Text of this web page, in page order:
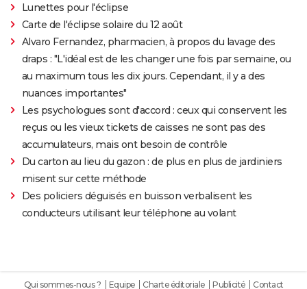
Lunettes pour l'éclipse
Carte de l'éclipse solaire du 12 août
Alvaro Fernandez, pharmacien, à propos du lavage des
draps : "L'idéal est de les changer une fois par semaine, ou
au maximum tous les dix jours. Cependant, il y a des
nuances importantes"
Les psychologues sont d'accord : ceux qui conservent les
reçus ou les vieux tickets de caisses ne sont pas des
accumulateurs, mais ont besoin de contrôle
Du carton au lieu du gazon : de plus en plus de jardiniers
misent sur cette méthode
Des policiers déguisés en buisson verbalisent les
conducteurs utilisant leur téléphone au volant
Qui sommes-nous ? Equipe Charte éditoriale Publicité Contact